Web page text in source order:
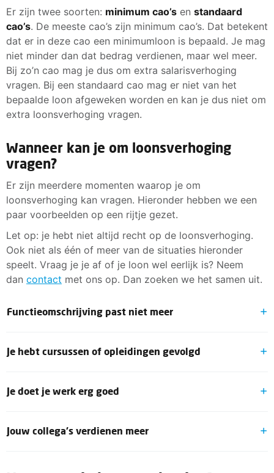
Er zijn twee soorten: minimum cao’s en standaard
cao’s. De meeste cao’s zijn minimum cao’s. Dat betekent
dat er in deze cao een minimumloon is bepaald. Je mag
niet minder dan dat bedrag verdienen, maar wel meer.
Bij zo’n cao mag je dus om extra salarisverhoging
vragen. Bij een standaard cao mag er niet van het
bepaalde loon afgeweken worden en kan je dus niet om
extra loonsverhoging vragen.
Wanneer kan je om loonsverhoging
vragen?
Er zijn meerdere momenten waarop je om
loonsverhoging kan vragen. Hieronder hebben we een
paar voorbeelden op een rijtje gezet.
Let op: je hebt niet altijd recht op de loonsverhoging.
Ook niet als één of meer van de situaties hieronder
speelt. Vraag je je af of je loon wel eerlijk is? Neem
dan contact met ons op. Dan zoeken we het samen uit.
Functieomschrijving past niet meer
functieomschrijving staat. In dat geval is het tijd voor
misschien in een hogere functieschaal. En daardoor ga
Heb je een cao? Check dan je cao om te zien welke
Je hebt cursussen of opleidingen gevolgd
jouw vakgebied? Dan kan dit een reden zijn om
Je doet je werk erg goed
goed hebt gedaan? Of heb je iets speciaals en
Jouw collega’s verdienen meer